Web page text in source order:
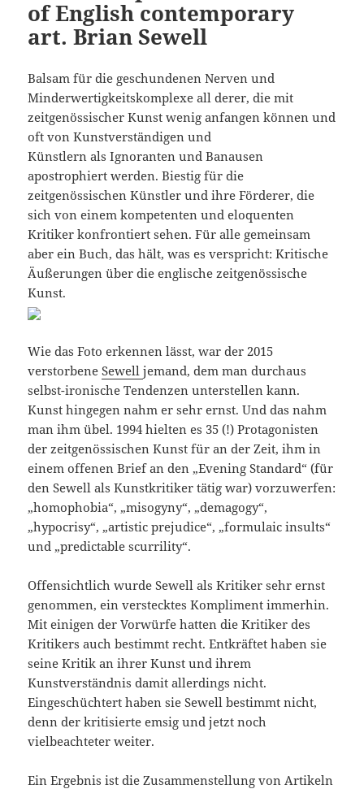
of English contemporary
art. Brian Sewell
Balsam für die geschundenen Nerven und
Minderwertigkeitskomplexe all derer, die mit
zeitgenössischer Kunst wenig anfangen können und
oft von Kunstverständigen und
Künstlern als Ignoranten und Banausen
apostrophiert werden. Biestig für die
zeitgenössischen Künstler und ihre Förderer, die
sich von einem kompetenten und eloquenten
Kritiker konfrontiert sehen. Für alle gemeinsam
aber ein Buch, das hält, was es verspricht: Kritische
Äußerungen über die englische zeitgenössische
Kunst.
Wie das Foto erkennen lässt, war der 2015
verstorbeneSewelljemand, dem man durchaus
selbst-ironische Tendenzen unterstellen kann.
Kunst hingegen nahm er sehr ernst. Und das nahm
man ihm übel. 1994 hielten es 35 (!) Protagonisten
der zeitgenössischen Kunst für an der Zeit, ihm in
einem offenen Brief an den „Evening Standard“ (für
den Sewell als Kunstkritiker tätig war) vorzuwerfen:
„homophobia“, „misogyny“, „demagogy“,
„hypocrisy“, „artistic prejudice“, „formulaic insults“
und „predictable scurrility“.
Offensichtlich wurde Sewell als Kritiker sehr ernst
genommen, ein verstecktes Kompliment immerhin.
Mit einigen der Vorwürfe hatten die Kritiker des
Kritikers auch bestimmt recht. Entkräftet haben sie
seine Kritik an ihrer Kunst und ihrem
Kunstverständnis damit allerdings nicht.
Eingeschüchtert haben sie Sewell bestimmt nicht,
denn der kritisierte emsig und jetzt noch
vielbeachteter weiter.
Ein Ergebnis ist die Zusammenstellung von Artikeln